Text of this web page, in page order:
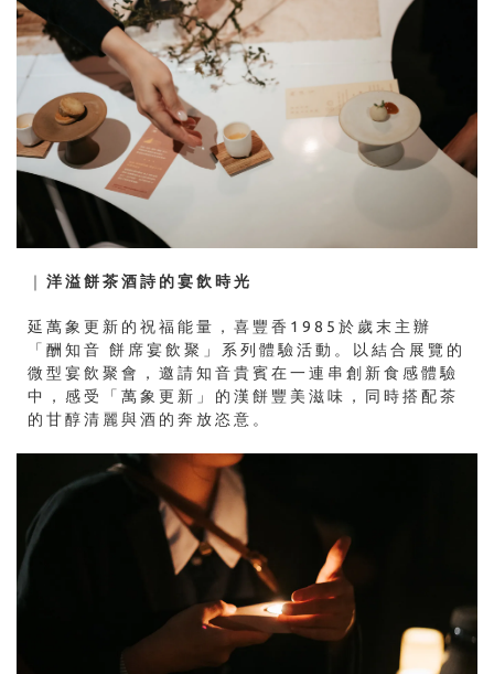
｜ 洋溢餅茶酒詩的宴飲時光
延 萬象更新的祝福能量，喜豐香1985於歲末主辦
「酬知音 餅席宴飲聚」系列體驗活動。
以結合展覽的
微型宴飲聚會，邀請知音貴賓在一連串創新食感體驗
中，感受「萬象更新」的漢餅豐美滋味，同時搭配茶
的甘醇清麗與酒的奔放恣意。